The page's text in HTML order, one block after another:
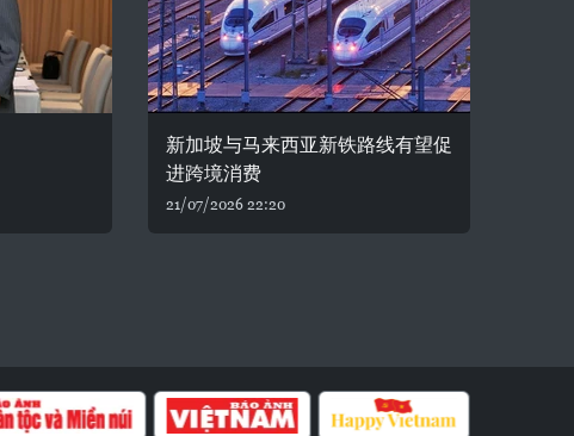
新加坡与马来西亚新铁路线有望促
进跨境消费
21/07/2026 22:20